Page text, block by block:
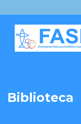
Biblioteca